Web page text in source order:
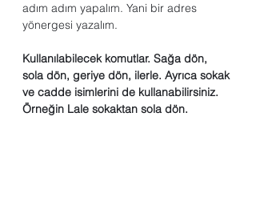
adım adım yapalım. Yani bir adres
yönergesi yazalım.
Kullanılabilecek komutlar. Sağa dön,
sola dön, geriye dön, ilerle. Ayrıca sokak
ve cadde isimlerini de kullanabilirsiniz.
Örneğin Lale sokaktan sola dön.